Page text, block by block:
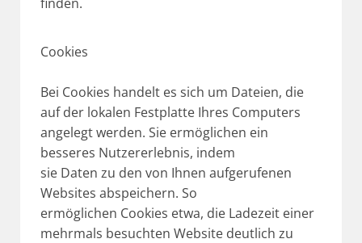
Cookies
Bei Cookies handelt es sich um Dateien, die
auf der lokalen Festplatte Ihres Computers
angelegt werden. Sie ermöglichen ein
besseres Nutzererlebnis, indem
sie Daten zu den von Ihnen aufgerufenen
Websites abspeichern. So
ermöglichen Cookies etwa, die Ladezeit einer
mehrmals besuchten Website deutlich zu